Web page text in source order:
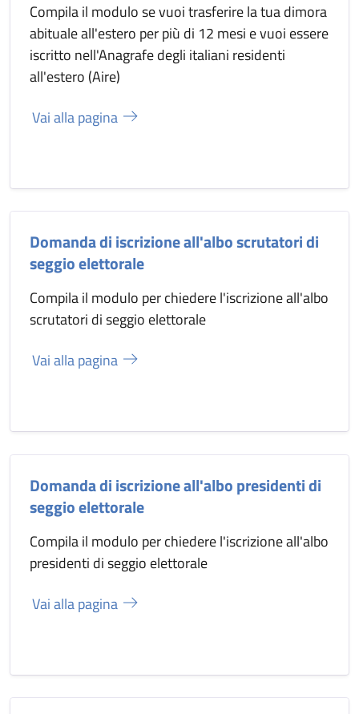
Compila il modulo se vuoi trasferire la tua dimora
abituale all'estero per più di 12 mesi e vuoi essere
iscritto nell'Anagrafe degli italiani residenti
all'estero (Aire)
Vai alla pagina
Domanda di iscrizione all'albo scrutatori di
seggio elettorale
Compila il modulo per chiedere l'iscrizione all'albo
scrutatori di seggio elettorale
Vai alla pagina
Domanda di iscrizione all'albo presidenti di
seggio elettorale
Compila il modulo per chiedere l'iscrizione all'albo
presidenti di seggio elettorale
Vai alla pagina